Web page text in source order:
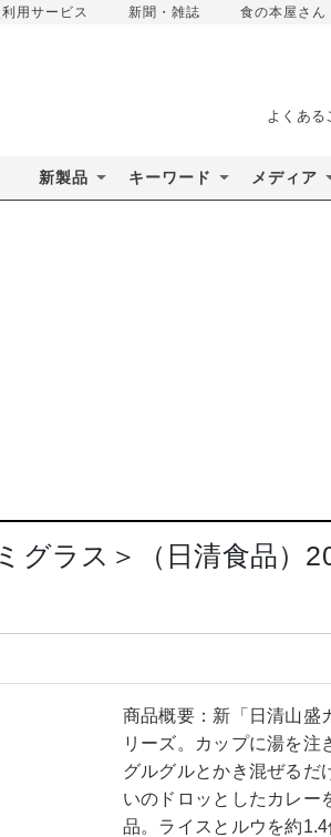
用サービス 新聞・雑誌 食の本屋さん
よくある
新製品 キーワード メディア
ラス＞（日清食品）
商品概要：新「日清山盛
リーズ。カップに湯を注
グルグルとかき混ぜるだ
いのドロッとしたカレー
品。ライスとルウを約